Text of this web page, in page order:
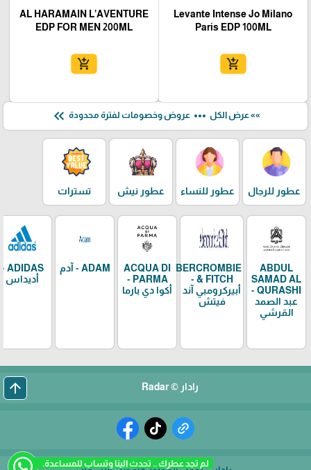
لم تجد عطرك .. تحدث الينا وتساب للمساعدة.
Levante Intense Jo Milano
Paris EDP 100ML
add_shopping_cart
AL HARAMAIN L’AVENTURE
EDP FOR MEN 200ML
add_shopping_cart
»» عرض الكل more_horiz عروض وخصومات لفترة محدودة keyboard_double_arrow_left
عطور للرجال عطور للنساء عطور نيش تسترات
ABDUL
SAMAD AL
QURASHI -
عبد الصمد
القرشي
ABERCROMBIE
& FITCH -
أبيركرومبي آند
فيتش
ACQUA DI
PARMA -
أكوا دي بارما
ADAM - آدم
ADIDAS -
أديداس
رادار © Radar arrow_upward